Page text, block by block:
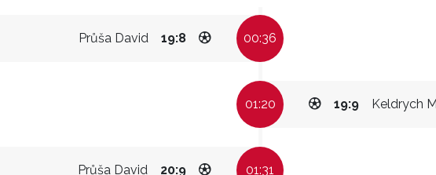
Průša David 19:8 00:36
01:20 Keldrych
19:9
Průša David 20:9 01:31